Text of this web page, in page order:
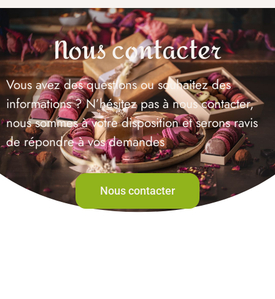
Nous contacter
Vous avez des questions ou souhaitez des
informations ? N’hésitez pas à nous contacter,
nous sommes à votre disposition et serons ravis
de répondre à vos demandes
Nous contacter